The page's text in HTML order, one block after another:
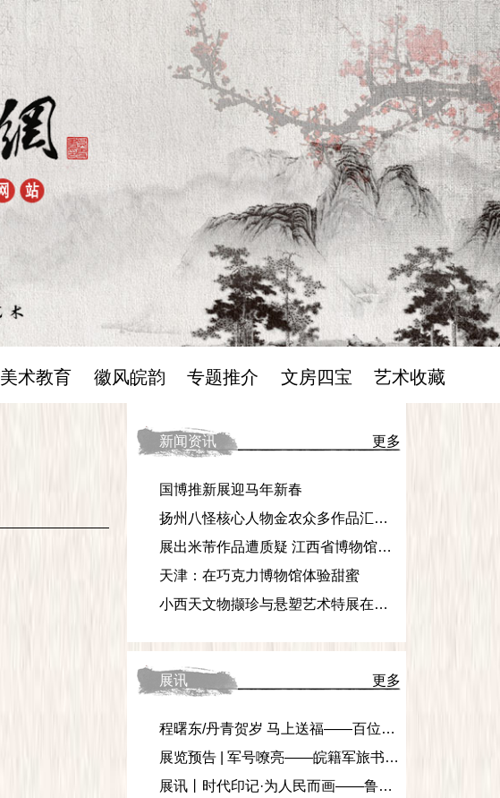
美术教育 徽风皖韵 专题推介 文房四宝 艺术收藏
新闻资讯 更多
国博推新展迎马年新春
扬州八怪核心人物金农众多作品汇聚杭州
展出米芾作品遭质疑 江西省博物馆声明称“展品为原件”
天津：在巧克力博物馆体验甜蜜
小西天文物撷珍与悬塑艺术特展在国家典籍博物馆展出
展讯 更多
程曙东/丹青贺岁 马上送福——百位中国画名家丙午新春大拜年贺岁特展
展览预告 | 军号嘹亮——皖籍军旅书法家作品邀请展
展讯丨时代印记·为人民而画——鲁艺连环画文献研究展